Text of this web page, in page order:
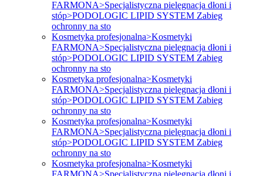
FARMONA>Specjalistyczna pielęgnacja dłoni i
stóp>PODOLOGIC LIPID SYSTEM Zabieg
ochronny na sto
Kosmetyka profesjonalna>Kosmetyki
FARMONA>Specjalistyczna pielęgnacja dłoni i
stóp>PODOLOGIC LIPID SYSTEM Zabieg
ochronny na sto
Kosmetyka profesjonalna>Kosmetyki
FARMONA>Specjalistyczna pielęgnacja dłoni i
stóp>PODOLOGIC LIPID SYSTEM Zabieg
ochronny na sto
Kosmetyka profesjonalna>Kosmetyki
FARMONA>Specjalistyczna pielęgnacja dłoni i
stóp>PODOLOGIC LIPID SYSTEM Zabieg
ochronny na sto
Kosmetyka profesjonalna>Kosmetyki
FARMONA>Specjalistyczna pielęgnacja dłoni i